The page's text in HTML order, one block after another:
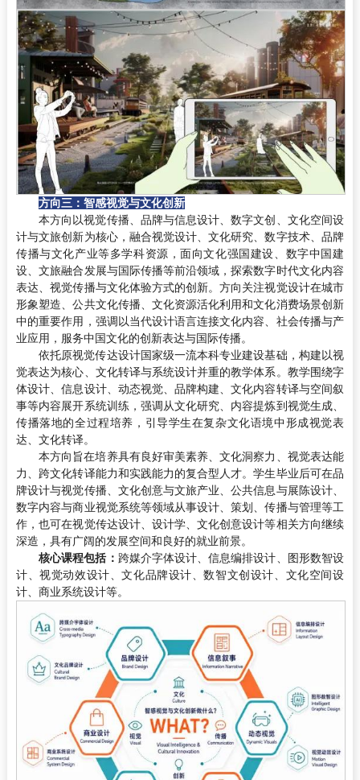
方向三：智感视觉与文化创新
本方向以视觉传播、品牌与信息设计、数字文创、文化空间设
计与文旅创新为核心，融合视觉设计、文化研究、数字技术、品牌
传播与文化产业等多学科资源，面向文化强国建设、数字中国建
设、文旅融合发展与国际传播等前沿领域，探索数字时代文化内容
表达、视觉传播与文化体验方式的创新。方向关注视觉设计在城市
形象塑造、公共文化传播、文化资源活化利用和文化消费场景创新
中的重要作用，强调以当代设计语言连接文化内容、社会传播与产
业应用，服务中国文化的创新表达与国际传播。
依托原视觉传达设计国家级一流本科专业建设基础，构建以视
觉表达为核心、文化转译与系统设计并重的教学体系。教学围绕字
体设计、信息设计、动态视觉、品牌构建、文化内容转译与空间叙
事等内容展开系统训练，强调从文化研究、内容提炼到视觉生成、
传播落地的全过程培养，引导学生在复杂文化语境中形成视觉表
达、文化转译。
本方向旨在培养具有良好审美素养、文化洞察力、视觉表达能
力、跨文化转译能力和实践能力的复合型人才。学生毕业后可在品
牌设计与视觉传播、文化创意与文旅产业、公共信息与展陈设计、
数字内容与商业视觉系统等领域从事设计、策划、传播与管理等工
作，也可在视觉传达设计、设计学、文化创意设计等相关方向继续
深造，具有广阔的发展空间和良好的就业前景。
核心课程包括： 跨媒介字体设计、信息编排设计、图形数智设
计、视觉动效设计、文化品牌设计、数智文创设计、文化空间设
计、商业系统设计等。